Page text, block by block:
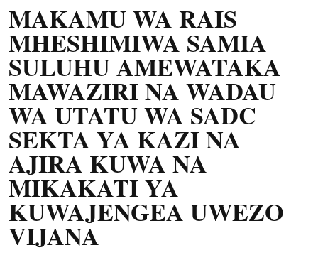
MAKAMU WA RAIS
MHESHIMIWA SAMIA
SULUHU AMEWATAKA
MAWAZIRI NA WADAU
WA UTATU WA SADC
SEKTA YA KAZI NA
AJIRA KUWA NA
MIKAKATI YA
KUWAJENGEA UWEZO
VIJANA